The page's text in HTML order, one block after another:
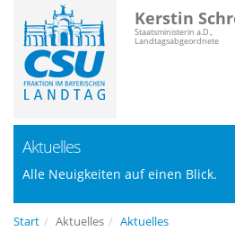
Kerstin
Staatsministerin a.D.,
Landtagsabgeordnete
Aktuelles
Alle Neuigkeiten auf einen Blick.
Start Aktuelles Aktuelles